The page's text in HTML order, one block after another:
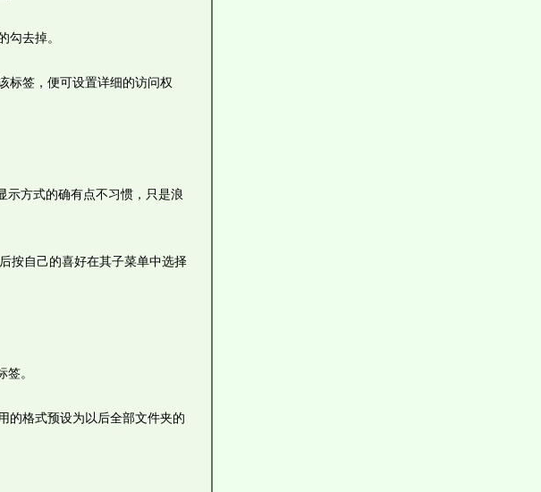
去掉。
标签，便可设置详细的访问权
方式的确有点不习惯，只是浪
按自己的喜好在其子菜单中选择
。
格式预设为以后全部文件夹的